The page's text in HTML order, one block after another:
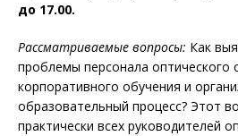
до 17.00.
Рассматриваемые вопросы: Как
проблемы персонала
корпоративного обучения и
образовательный процесс? Этот
практически всех руководителей